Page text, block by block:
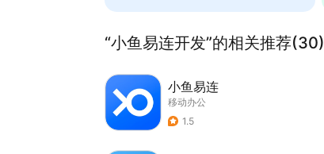
“小鱼易连开发”的相关推荐(30)
小鱼易连
移动办公
1.5